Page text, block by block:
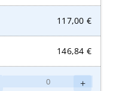
117,00 €
146,84 €
Sharpsmaster
+